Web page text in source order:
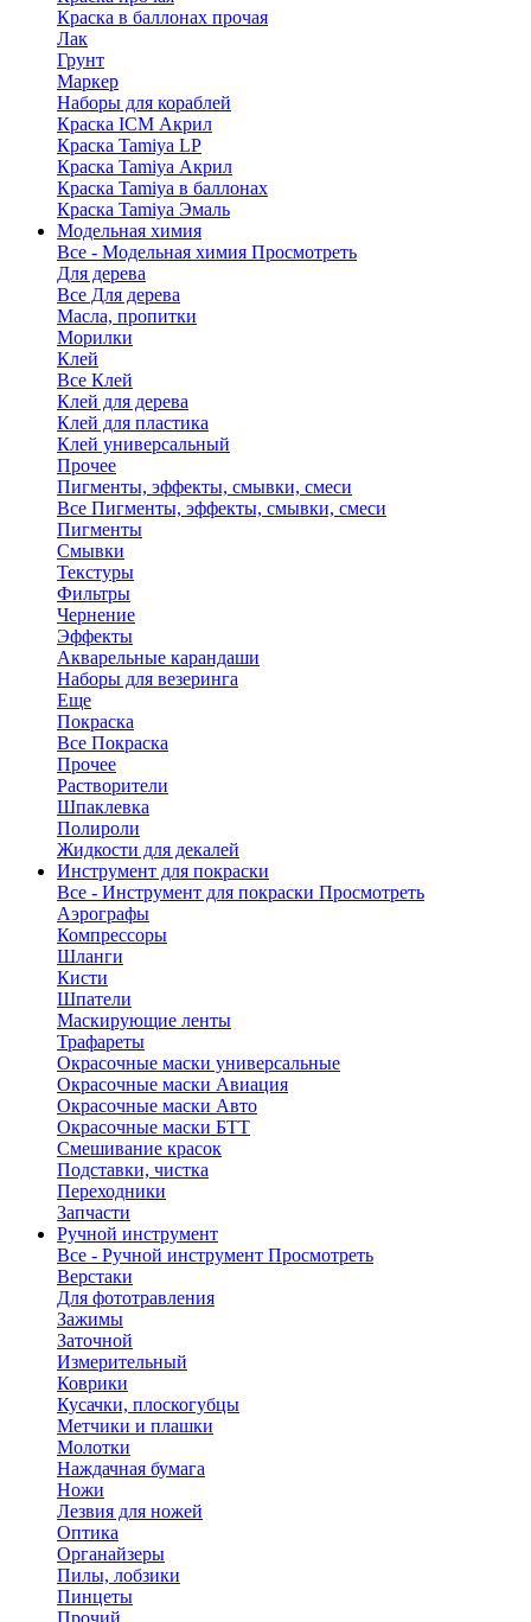
Краска в баллонах прочая
Лак
Грунт
Маркер
Наборы для кораблей
Краска ICM Акрил
Краска Tamiya LP
Краска Tamiya Акрил
Краска Tamiya в баллонах
Краска Tamiya Эмаль
Модельная химия
Все - Модельная химия Просмотреть
Для дерева
Все Для дерева
Масла, пропитки
Морилки
Клей
Все Клей
Клей для дерева
Клей для пластика
Клей универсальный
Прочее
Пигменты, эффекты, смывки, смеси
Все Пигменты, эффекты, смывки, смеси
Пигменты
Смывки
Текстуры
Фильтры
Чернение
Эффекты
Акварельные карандаши
Наборы для везеринга
Еще
Покраска
Все Покраска
Прочее
Растворители
Шпаклевка
Полироли
Жидкости для декалей
Инструмент для покраски
Все - Инструмент для покраски Просмотреть
Аэрографы
Компрессоры
Шланги
Кисти
Шпатели
Маскирующие ленты
Трафареты
Окрасочные маски универсальные
Окрасочные маски Авиация
Окрасочные маски Авто
Окрасочные маски БТТ
Смешивание красок
Подставки, чистка
Переходники
Запчасти
Ручной инструмент
Все - Ручной инструмент Просмотреть
Верстаки
Для фототравления
Зажимы
Заточной
Измерительный
Коврики
Кусачки, плоскогубцы
Метчики и плашки
Молотки
Наждачная бумага
Ножи
Лезвия для ножей
Оптика
Органайзеры
Пилы, лобзики
Пинцеты
Прочий